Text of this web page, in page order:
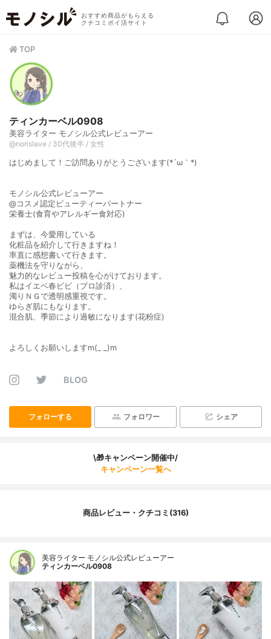
おすすめ商品がもらえる
クチコミポイ活サイト
TOP
ティンカーベル0908
美容ライター モノシル公式レビューアー
@norislave / 30代後半 / 女性
はじめまして！ご訪問ありがとうございます(*´ω｀*)
モノシル公式レビューアー
@コスメ認定ビューティーパートナー
栄養士(食育やアレルギー食対応)
まずは、今愛用している
化粧品を紹介して行きますね！
率直に感想書いて行きます。
薬機法を守りながら、
魅力的なレビュー投稿を心がけております。
私はイエベ春ビビ（プロ診済）、
濁りＮＧで透明感重視です。
ゆらぎ肌にもなります。
混合肌、季節により過敏になります(花粉症)
よろしくお願いしますm(_ _)m
BLOG
フォローする フォロワー シェア
\🎁キャンペーン開催中/
キャンペーン一覧へ
商品レビュー・クチコミ(316)
美容ライター モノシル公式レビューアー
ティンカーベル0908